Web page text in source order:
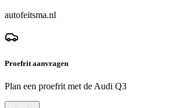
autofeitsma.nl
Proefrit aanvragen
Plan een proefrit met de Audi Q3